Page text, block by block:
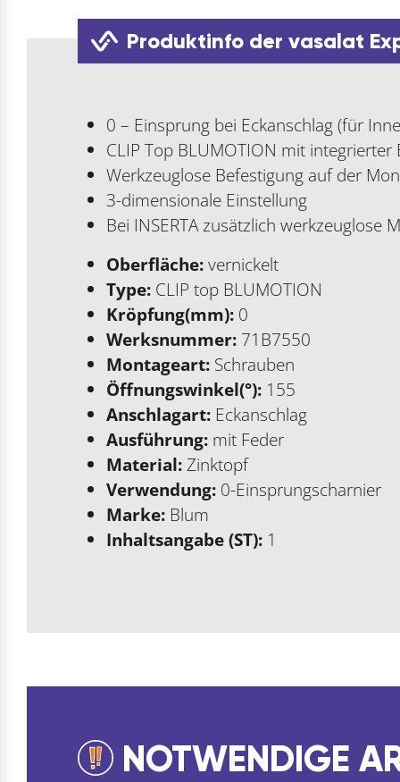
Produktinfo der vasalat
0 – Einsprung bei Eckanschlag (für
CLIP Top BLUMOTION mit
Werkzeuglose Befestigung auf der
3-dimensionale Einstellung
Bei INSERTA zusätzlich werkzeuglose
Oberfläche:vernickelt
Type: CLIP top BLUMOTION
Kröpfung(mm): 0
Werksnummer: 71B7550
Montageart: Schrauben
Öffnungswinkel(°): 155
Anschlagart: Eckanschlag
Ausführung: mit Feder
Material:Zinktopf
Verwendung: 0-Einsprungscharnier
Marke: Blum
Inhaltsangabe (ST): 1
NOTWENDIGE